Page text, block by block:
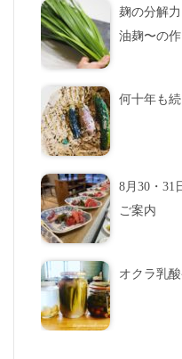
麹の分解
油麹〜の
何十年も
8月30・31
ご案内
オクラ乳